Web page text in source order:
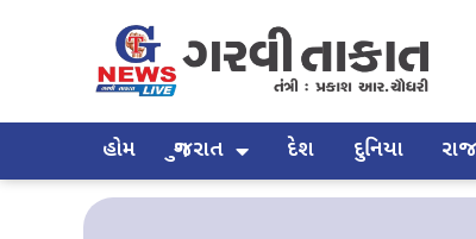
હોમ ગુજરાત દેશ દુનિયા